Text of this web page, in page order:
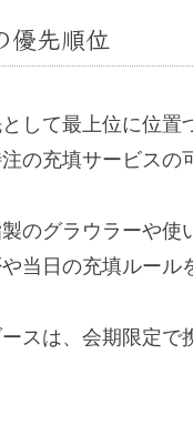
優先順位
して最上位に位置
の充填サービスの
のグラウラーや使
当日の充填ルール
スは、会期限定で